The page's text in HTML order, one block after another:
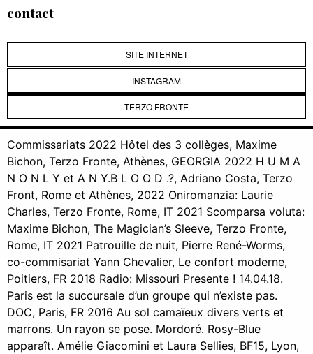
contact
SITE INTERNET
INSTAGRAM
TERZO FRONTE
Commissariats 2022 Hôtel des 3 collèges, Maxime
Bichon, Terzo Fronte, Athènes, GEORGIA 2022 H U M A
N O N L Y et A N Y.B L O O D .?, Adriano Costa, Terzo
Front, Rome et Athènes, 2022 Oniromanzia: Laurie
Charles, Terzo Fronte, Rome, IT 2021 Scomparsa voluta:
Maxime Bichon, The Magician’s Sleeve, Terzo Fronte,
Rome, IT 2021 Patrouille de nuit, Pierre René-Worms,
co-commisariat Yann Chevalier, Le confort moderne,
Poitiers, FR 2018 Radio: Missouri Presente ! 14.04.18.
Paris est la succursale d’un groupe qui n’existe pas.
DOC, Paris, FR 2016 Au sol camaïeux divers verts et
marrons. Un rayon se pose. Mordoré. Rosy-Blue
apparaît. Amélie Giacomini et Laura Sellies, BF15, Lyon,